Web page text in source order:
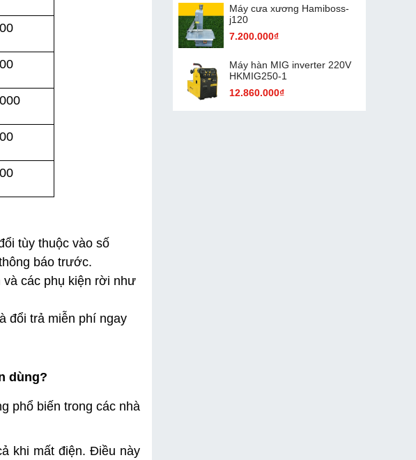
tùy thuộc vào số
báo trước.
và các phụ kiện rời như
đổi trả miễn phí ngay
dùng?
phổ biến trong các nhà
khi mất điện. Điều này
Máy cưa xương Hamiboss-
j120
7.200.000₫
Máy hàn MIG inverter 220V
HKMIG250-1
12.860.000₫